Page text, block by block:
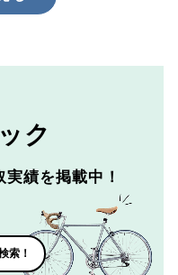
ク
績を掲載中！
索！